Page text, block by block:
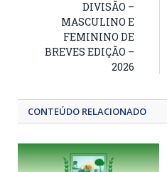
DIVISÃO –
MASCULINO E
FEMININO DE
BREVES EDIÇÃO –
2026
CONTEÚDO RELACIONADO